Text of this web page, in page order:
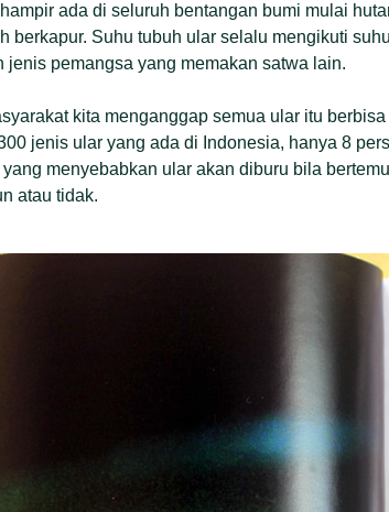
ada di seluruh bentangan bumi mulai
berkapur. Suhu tubuh ular selalu mengikuti
jenis pemangsa yang memakan satwa lain.
kita menganggap semua ular itu
jenis ular yang ada di Indonesia, hanya 8
menyebabkan ular akan diburu bila
atau tidak.